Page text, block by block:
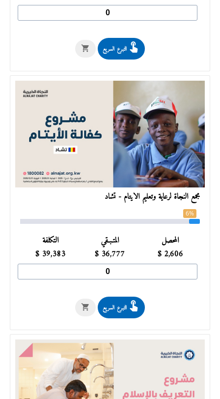
التبرع السريع
مجمع النجاة لرعاية وتعليم الأيتام - تشاد
6%
المحصل
2,606
$
المتـبـقي
36,777
$
التكلفة
39,383
$
التبرع السريع